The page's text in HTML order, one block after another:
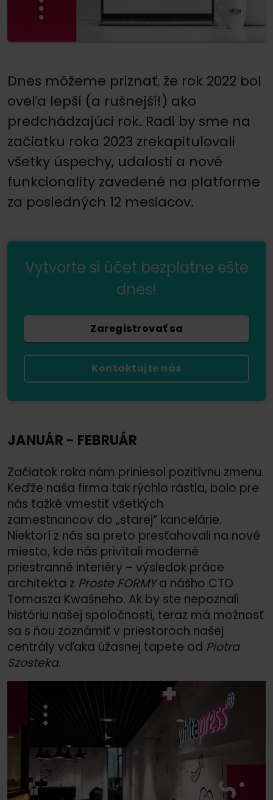
Dnes môžeme priznať, že rok 2022 bol
oveľa lepší (a rušnejší!) ako
predchádzajúci rok. Radi by sme na
začiatku roka 2023 zrekapitulovali
všetky úspechy, udalosti a nové
funkcionality zavedené na platforme
za posledných 12 mesiacov.
Vytvorte si účet bezplatne ešte
dnes!
Zaregistrovať sa
Kontaktujte nás
JANUÁR - FEBRUÁR
Začiatok roka nám priniesol pozitívnu zmenu.
Keďže naša firma tak rýchlo rástla, bolo pre
nás ťažké vmestiť všetkých
zamestnancov do „starej“ kancelárie.
Niektorí z nás sa preto presťahovali na nové
miesto, kde nás privítali moderné
priestranné interiéry – výsledok práce
architekta z Proste FORMYa nášho CTO
Tomasza Kwaśneho. Ak by ste nepoznali
históriu našej spoločnosti, teraz má možnosť
sa s ňou zoznámiť v priestoroch našej
centrály vďaka úžasnej tapete od Piotra
Szosteka.